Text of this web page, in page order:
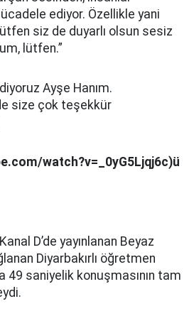
ediyor. Özellikle yani
siz de duyarlı olsun sesiz
lütfen.”
Ayşe Hanım.
size çok teşekkür
watch?v=_0yG5Ljqj6c)ü
D’de yayınlanan Beyaz
Diyarbakırlı öğretmen
49 saniyelik konuşmasının tam